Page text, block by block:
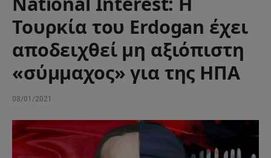
Τουρκία του Erdogan έχει
αποδειχθεί μη αξιόπιστη
«σύμμαχος» για της ΗΠΑ
08/01/2021